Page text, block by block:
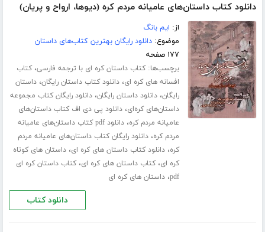
دانلود کتاب داستان‌های عامیانه مردم کره (دیوها، ارواح و پریان)
از: ایم بانگ
موضوع:دانلود رایگان بهترین کتاب‌های داستان
۱۷۷ صفحه
برچسب‌ها:کتاب داستان کره ای با ترجمه فارسی،کتاب
افسانه های کره ای،دانلود کتاب داستان رایگان،داستان
رایگان،دانلود داستان رایگان،دانلود رایگان کتاب مجموعه
داستان‌های کره‌ای،دانلود پی دی اف کتاب داستان‌های
عامیانه مردم کره،
دانلود pdf کتاب داستان‌های عامیانه
مردم کره،دانلود رایگان کتاب داستان‌های عامیانه مردم
کره،دانلود کتاب داستان های کره ای،داستان های کوتاه
کره ای،کتاب داستان های کره ای،کتاب داستان کره ای
pdf،داستان های کره ای
دانلود کتاب